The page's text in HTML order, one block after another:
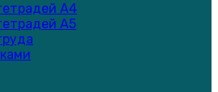
А4
А5